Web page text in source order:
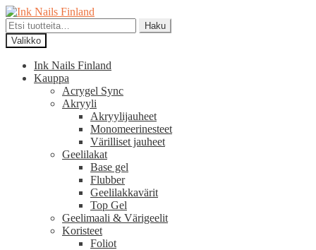
Siirry
navigointiin
Siirry
sisältöön
Etsi:
Haku
Valikko
Ink Nails Finland
Kauppa
Acrygel Sync
Akryyli
Akryylijauheet
Monomeerinesteet
Värilliset jauheet
Geelilakat
Base gel
Flubber
Geelilakkavärit
Top Gel
Geelimaali & Värigeelit
Koristeet
Foliot